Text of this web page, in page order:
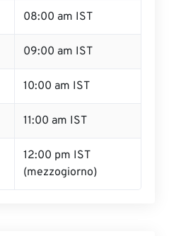
08:00 am IST
09:00 am IST
10:00 am IST
11:00 am IST
12:00 pm IST
(mezzogiorno)